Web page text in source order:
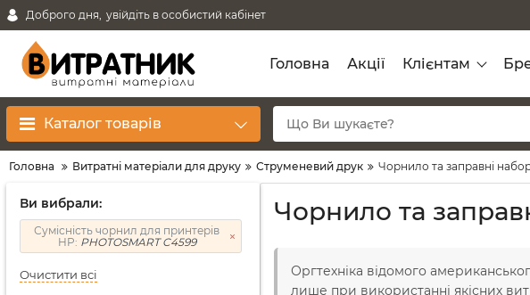
Доброго дня, увійдіть в особистий кабінет
Головна Акції Клієнтам
Каталог товарів
Головна Витратні матеріали для друку Струменевий друк Чорнило та заправні
Ви вибрали:
Сумісність чорнил для принтерів
HP: PHOTOSMART C4599
Очистити всі
Чорнило та
Оргтехніка відомого
лише при використанні якісних